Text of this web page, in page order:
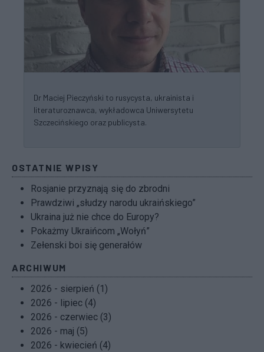
Dr Maciej Pieczyński to rusycysta, ukrainista i
literaturoznawca, wykładowca Uniwersytetu
Szczecińskiego oraz publicysta.
OSTATNIE WPISY
Rosjanie przyznają się do zbrodni
Prawdziwi „słudzy narodu ukraińskiego”
Ukraina już nie chce do Europy?
Pokażmy Ukraińcom „Wołyń”
Zełenski boi się generałów
ARCHIWUM
2026 - sierpień (1)
2026 - lipiec (4)
2026 - czerwiec (3)
2026 - maj (5)
2026 - kwiecień (4)